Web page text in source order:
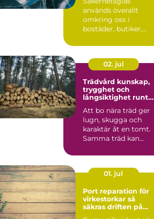
design
används överallt
omkring oss i
bostäder, butiker,
byggnader. Sy...
02. jul
Trädvård kunskap,
trygghet och
långsiktighet runt
Att bo nära träd ger
lugn, skugga och
karaktär åt en tomt.
Samma träd kan
stor...
01. jul
Port reparation för
virkestorkar så
säkras driften på